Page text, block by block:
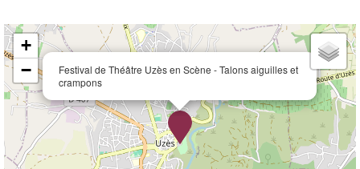
Festival de Théâtre Uzès en Scène - Talons aiguilles et
crampons
+
−